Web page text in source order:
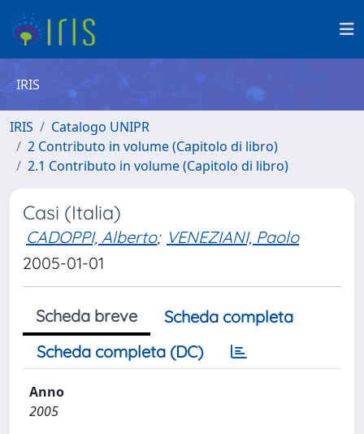
IRIS
IRIS
Catalogo UNIPR
2 Contributo in volume (Capitolo di libro)
2.1 Contributo in volume (Capitolo di libro)
Casi (Italia)
CADOPPI, Alberto; VENEZIANI, Paolo
2005-01-01
Scheda breve
Scheda completa
Scheda completa (DC)
Anno
2005